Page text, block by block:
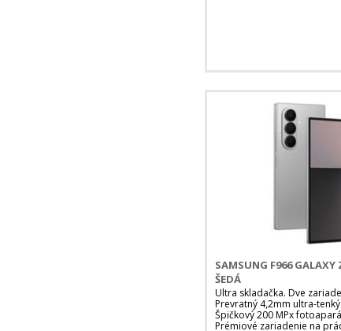
SAMSUNG F966 GALAXY
ŠEDÁ
Ultra skladačka. Dve
Prevratný 4,2mm ultra-
Špičkový 200 MPx
Prémiové zariadenie na